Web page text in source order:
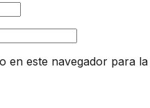
en este navegador para la